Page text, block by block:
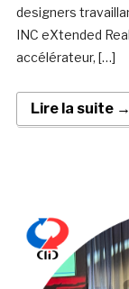
designers
INC eXtended
accélérateur, […]
Lire la suite →